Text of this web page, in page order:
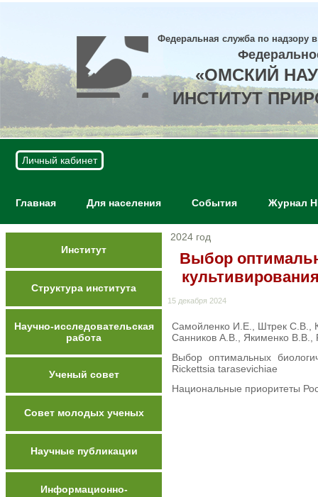
Федеральная служба по надзору
«ОМСКИЙ
ИНСТИТУТ
Личный кабинет
Главная Для населения События Журнал
Институт
Структура института
Научно-исследовательская
работа
Ученый совет
Совет молодых ученых
Научные публикации
Информационно-
2024 год
Выбор
15 декабря 2024
Самойленко И.Е., Штрек С.В.,
Санников А.В., Якименко В.В.,
Выбор оптимальных
Rickettsia tarasevichiae
Национальные приоритеты